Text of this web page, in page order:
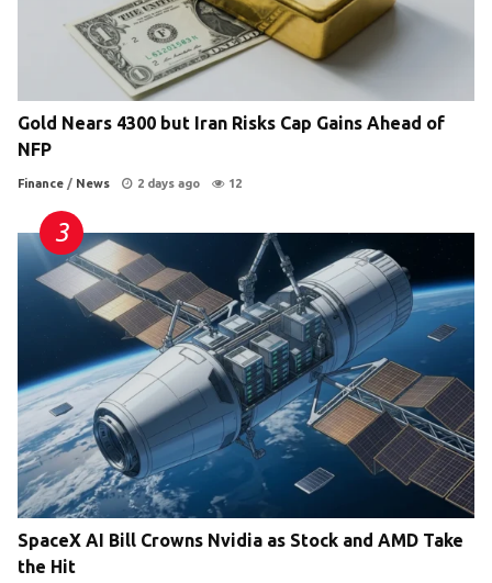
Gold Nears 4300 but Iran Risks Cap Gains Ahead of
NFP
Finance / News 2 days ago 12
SpaceX AI Bill Crowns Nvidia as Stock and AMD Take
the Hit